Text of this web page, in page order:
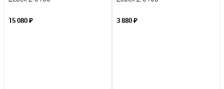
15 080 ₽ 3 880 ₽